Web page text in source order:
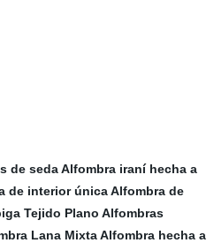
de seda Alfombra iraní hecha a
de interior única Alfombra de
Tejido Plano Alfombras
Lana Mixta Alfombra hecha a